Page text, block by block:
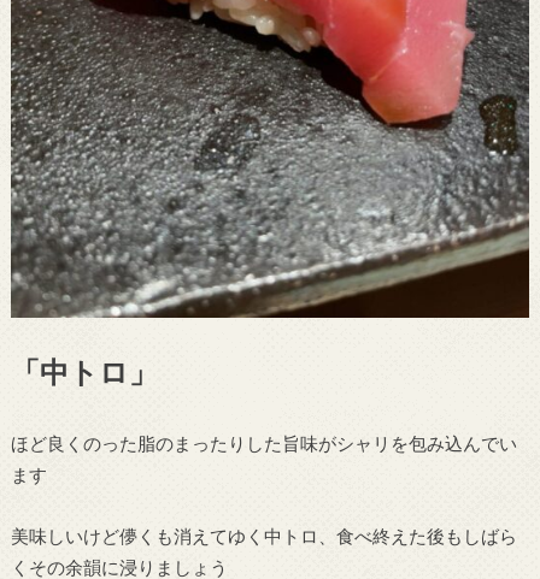
「中トロ」
ほど良くのった脂のまったりした旨味がシャリを包み込んでい
ます
美味しいけど儚くも消えてゆく中トロ、食べ終えた後もしばら
くその余韻に浸りましょう